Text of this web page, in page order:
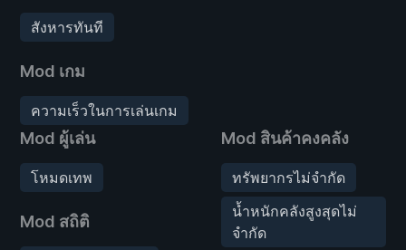
สังหารทันที
Mod เกม
ความเร็วในการเล่นเกม
Mod ผู้เล่น
โหมดเทพ
Mod สถิติ
Mod สินค้าคงคลัง
ทรัพยากรไม่จำกัด
น้ำหนักคลังสูงสุดไม่
จำกัด